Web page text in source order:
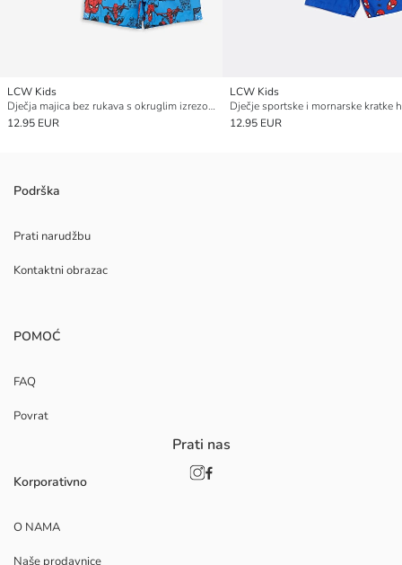
LCW Kids
Dječja majica bez rukava s okruglim izrezom i kupaće hlače, s motivom Spider-Man
12.95 EUR
LCW Kids
Dječje sportske i mornarske kratke
12.95 EUR
Podrška
Prati narudžbu
Kontaktni obrazac
POMOĆ
FAQ
Povrat
Korporativno
O NAMA
Naše prodavnice
Prati nas